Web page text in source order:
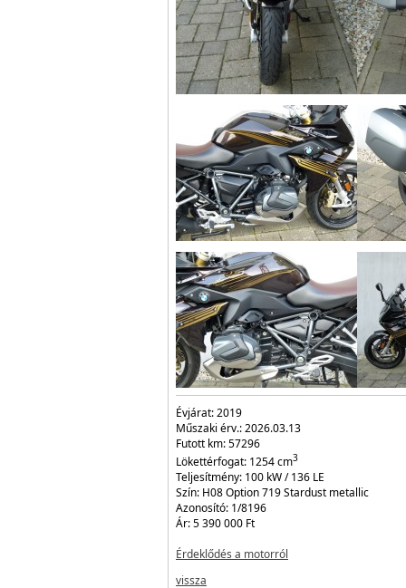
Évjárat:2019
Műszaki érv.:2026.03.13
Futott km:57296
Lökettérfogat: 1254cm3
Teljesítmény: 100 kW / 136 LE
Szín: H08 Option 719 Stardust metallic
Azonosító: 1/8196
Ár:5 390 000 Ft
Érdeklődés a motorról
vissza